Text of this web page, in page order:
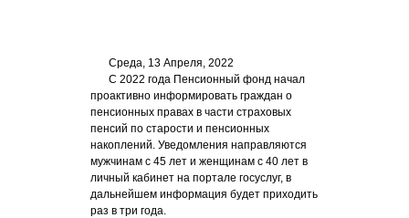
Среда, 13 Апреля, 2022
С 2022 года Пенсионный фонд начал
проактивно информировать граждан о
пенсионных правах в части страховых
пенсий по старости и пенсионных
накоплений. Уведомления направляются
мужчинам с 45 лет и женщинам с 40 лет в
личный кабинет на портале госуслуг, в
дальнейшем информация будет приходить
раз в три года.